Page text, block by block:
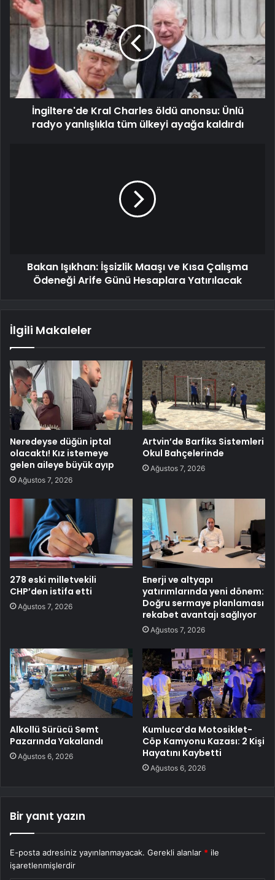
İngiltere'de Kral Charles öldü anonsu: Ünlü
radyo yanlışlıkla tüm ülkeyi ayağa kaldırdı
Bakan Işıkhan: İşsizlik Maaşı ve Kısa Çalışma
Ödeneği Arife Günü Hesaplara Yatırılacak
İlgili Makaleler
Neredeyse düğün iptal
olacaktı! Kız istemeye
gelen aileye büyük ayıp
Ağustos 7, 2026
Artvin’de Barfiks Sistemleri
Okul Bahçelerinde
Ağustos 7, 2026
278 eski milletvekili
CHP’den istifa etti
Ağustos 7, 2026
Enerji ve altyapı
yatırımlarında yeni dönem:
Doğru sermaye planlaması
rekabet avantajı sağlıyor
Ağustos 7, 2026
Alkollü Sürücü Semt
Pazarında Yakalandı
Ağustos 6, 2026
Kumluca’da Motosiklet-
Cöp Kamyonu Kazası: 2 Kişi
Hayatını Kaybetti
Ağustos 6, 2026
Bir yanıt yazın
E-posta adresiniz yayınlanmayacak. Gerekli alanlar * ile
işaretlenmişlerdir